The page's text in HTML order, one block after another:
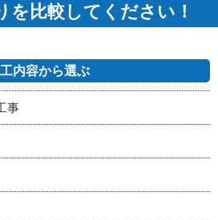
を比較してください！
内容から選ぶ
事